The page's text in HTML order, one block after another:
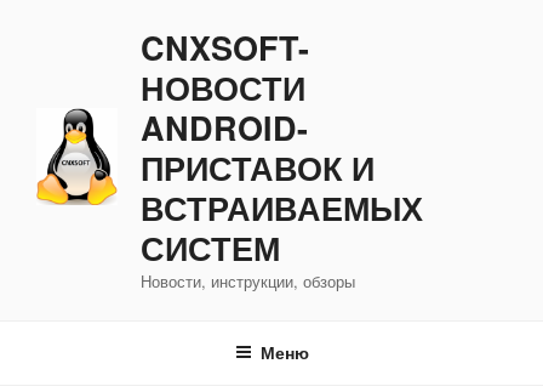
CNXSOFT-
НОВОСТИ
ANDROID-
ПРИСТАВОК И
ВСТРАИВАЕМЫХ
СИСТЕМ
Новости, инструкции, обзоры
Меню